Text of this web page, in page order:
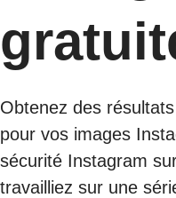
Obtenez des
pour vos images
sécurité Instagram
travailliez sur une